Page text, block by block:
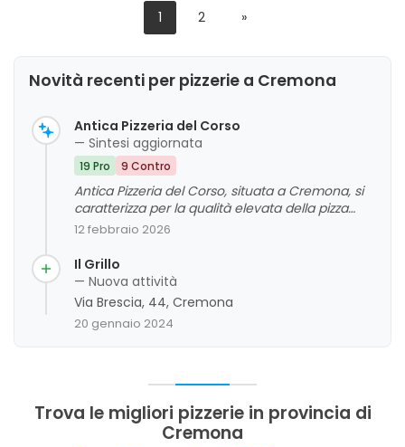
1 2 »
Novità recenti per pizzerie a Cremona
Antica Pizzeria del Corso
— Sintesi aggiornata
19 Pro 9 Contro
Antica Pizzeria del Corso, situata a Cremona, si
caratterizza per la qualità elevata della pizza
napoletana, con impasti leggeri e ingredienti
cortese e efficiente. I clienti apprezzano
soprattutto la bontà delle pizze, la varietà di
opzioni e l'ambiente pulito e accogliente.
Tuttavia, alcuni commenti evidenziano criticità
come tempi di attesa leggermente lunghi e
distingue positivamente per la qualità del
margini di miglioramento nei dettagli di servizio
12 febbraio 2026
Il Grillo
— Nuova attività
Via Brescia, 44, Cremona
20 gennaio 2024
Trova le migliori pizzerie in provincia di
Cremona